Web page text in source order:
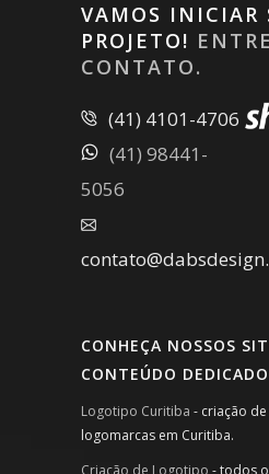
VAMOS INICIAR
PROJETO!
CONTATO.
(41) 4101-4706
(41) 98441-
5056
CONHEÇA NOSSOS
CONTEÚDO
Logotipo Curitiba - criação
logomarcas em Curitiba.
Criação de Logotipo - todos